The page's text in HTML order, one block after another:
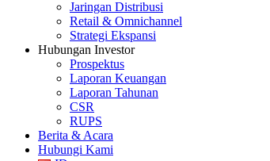
Jaringan Distribusi
Retail & Omnichannel
Strategi Ekspansi
Hubungan Investor
Prospektus
Laporan Keuangan
Laporan Tahunan
CSR
RUPS
Berita & Acara
Hubungi Kami